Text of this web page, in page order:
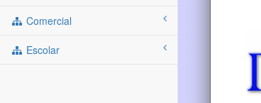
Comercial
Escolar